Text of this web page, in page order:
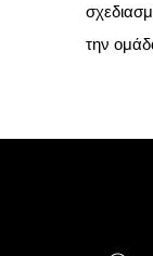
την